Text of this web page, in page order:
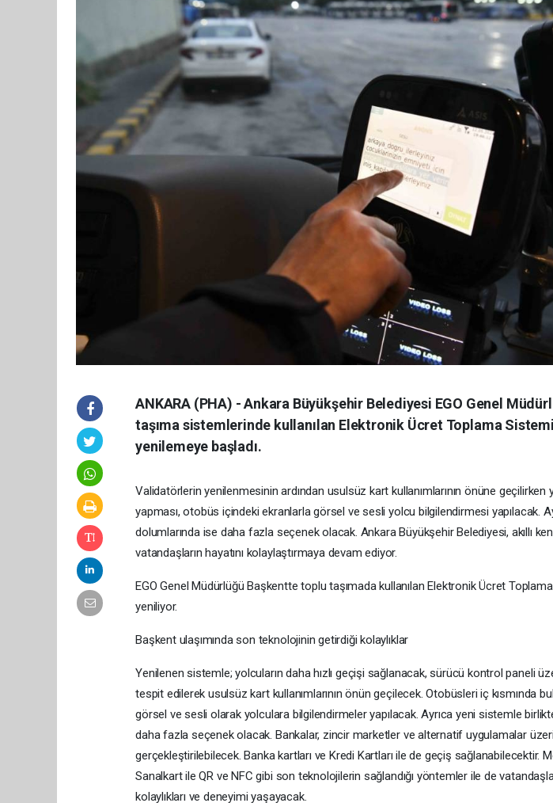
ANKARA (PHA) - Ankara Büyükşehir Belediyesi EGO Genel
taşıma sistemlerinde kullanılan Elektronik Ücret Toplama
yenilemeye başladı.
Validatörlerin yenilenmesinin ardından usulsüz kart kullanımlarının önüne geçilirken
yapması, otobüs içindeki ekranlarla görsel ve sesli yolcu bilgilendirmesi yapılacak.
dolumlarında ise daha fazla seçenek olacak. Ankara Büyükşehir Belediyesi, akıllı
vatandaşların hayatını kolaylaştırmaya devam ediyor.
EGO Genel Müdürlüğü Başkentte toplu taşımada kullanılan Elektronik Ücret
yeniliyor.
Başkent ulaşımında son teknolojinin getirdiği kolaylıklar
Yenilenen sistemle; yolcuların daha hızlı geçişi sağlanacak, sürücü kontrol paneli
tespit edilerek usulsüz kart kullanımlarının önün geçilecek. Otobüsleri iç kısmında
görsel ve sesli olarak yolculara bilgilendirmeler yapılacak. Ayrıca yeni sistemle
daha fazla seçenek olacak. Bankalar, zincir marketler ve alternatif uygulamalar
gerçekleştirilebilecek. Banka kartları ve Kredi Kartları ile de geçiş sağlanabilecektir.
Sanalkart ile QR ve NFC gibi son teknolojilerin sağlandığı yöntemler ile de
kolaylıkları ve deneyimi yaşayacak.